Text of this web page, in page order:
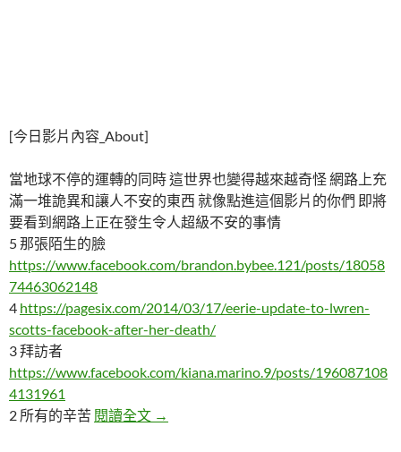
[今日影片內容_About]
當地球不停的運轉的同時 這世界也變得越來越奇怪 網路上充
滿一堆詭異和讓人不安的東西 就像點進這個影片的你們 即將
要看到網路上正在發生令人超級不安的事情
5 那張陌生的臉
https://www.facebook.com/brandon.bybee.121/posts/18058
74463062148
4 https://pagesix.com/2014/03/17/eerie-update-to-lwren-
scotts-facebook-after-her-death/
3 拜訪者
https://www.facebook.com/kiana.marino.9/posts/196087108
4131961
2 所有的辛苦 閱讀全文 五個在網路上發生的不安的事件
→